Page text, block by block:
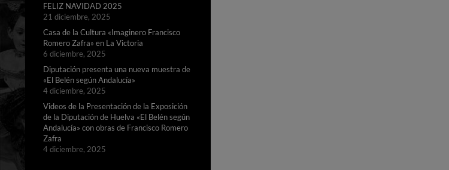
FELIZ NAVIDAD 2025
21 diciembre, 2025
Casa de la Cultura «Imaginero Francisco
Romero Zafra» en La Victoria
6 diciembre, 2025
Diputación presenta una nueva muestra de
«El Belén según Andalucía»
4 diciembre, 2025
Videos de la Presentación de la Exposición
de la Diputación de Huelva «El Belén según
Andalucía» con obras de Francisco Romero
Zafra
4 diciembre, 2025